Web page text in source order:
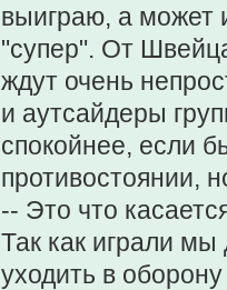
выиграю, а может
"супер". От
ждут очень
и аутсайдеры
спокойнее, если
противостоянии,
-- Это что
Так как играли
уходить в